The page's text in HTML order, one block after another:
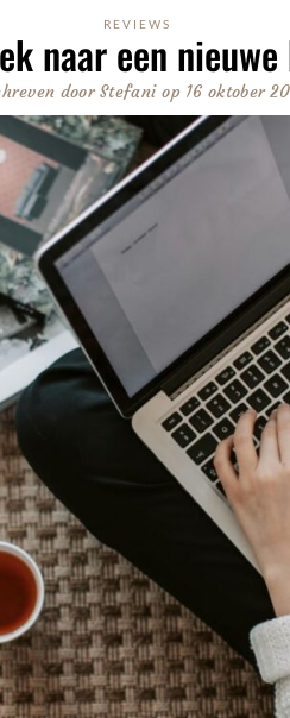
REVIEWS
naar een nieuwe
doorStefani op 16 oktober